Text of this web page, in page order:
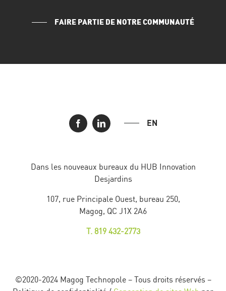
FAIRE PARTIE DE NOTRE COMMUNAUTÉ
EN
Dans les nouveaux bureaux du HUB Innovation
Desjardins
107, rue Principale Ouest, bureau 250,
Magog, QC J1X 2A6
T. 819 432-2773
©2020-2024 Magog Technopole – Tous droits réservés –